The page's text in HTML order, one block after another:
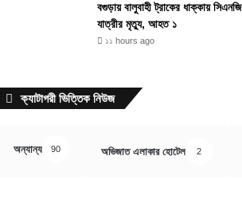
বগুড়ায় বালুবাহী ট্রাকের ধাক্কায় সিএনজি
যাত্রীর মৃত্যু, আহত ১
১১ hours ago
ক্যাটাগরী ভিত্তিক নিউজ
অন্যান্য 90 অভিজাত এলাকার হোটেল 2